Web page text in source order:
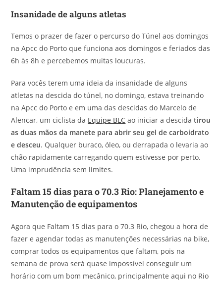
Insanidade de alguns atletas
Temos o prazer de fazer o percurso do Túnel aos domingos
na Apcc do Porto que funciona aos domingos e feriados das
6h às 8h e percebemos muitas loucuras.
Para vocês terem uma ideia da insanidade de alguns
atletas na descida do túnel, no domingo, estava treinando
na Apcc do Porto e em uma das descidas do Marcelo de
Alencar, um ciclista da Equipe BLC ao iniciar a descida tirou
as duas mãos da manete para abrir seu gel de carboidrato
e desceu. Qualquer buraco, óleo, ou derrapada o levaria ao
chão rapidamente carregando quem estivesse por perto.
Uma imprudência sem limites.
Faltam 15 dias para o 70.3 Rio: Planejamento e
Manutenção de equipamentos
Agora que Faltam 15 dias para o 70.3 Rio, chegou a hora de
fazer e agendar todas as manutenções necessárias na bike,
comprar todos os equipamentos que faltam, pois na
semana de prova será quase impossível conseguir um
horário com um bom mecânico, principalmente aqui no Rio